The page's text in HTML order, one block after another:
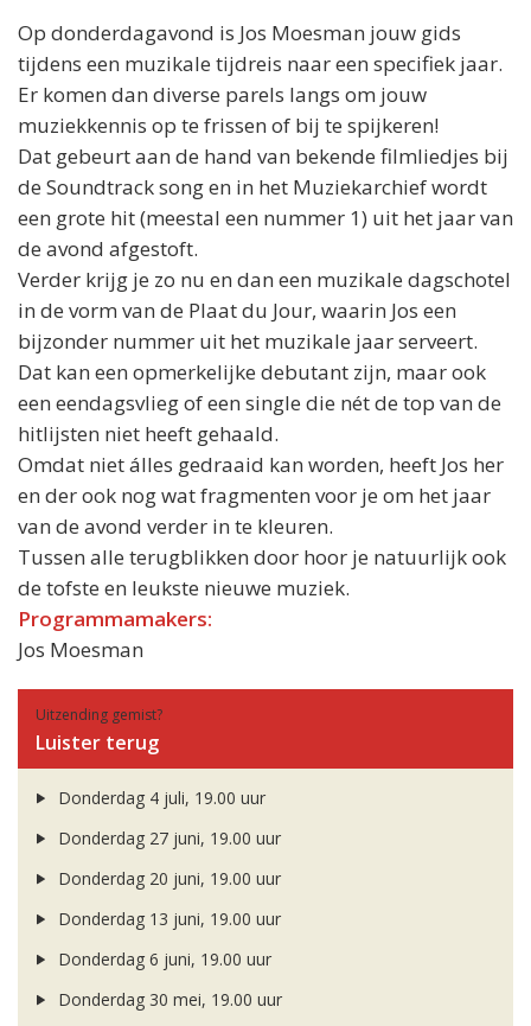
Op donderdagavond is Jos Moesman jouw gids
tijdens een muzikale tijdreis naar een specifiek jaar.
Er komen dan diverse parels langs om jouw
muziekkennis op te frissen of bij te spijkeren!
Dat gebeurt aan de hand van bekende filmliedjes bij
de Soundtrack song en in het Muziekarchief wordt
een grote hit (meestal een nummer 1) uit het jaar van
de avond afgestoft.
Verder krijg je zo nu en dan een muzikale dagschotel
in de vorm van de Plaat du Jour, waarin Jos een
bijzonder nummer uit het muzikale jaar serveert.
Dat kan een opmerkelijke debutant zijn, maar ook
een eendagsvlieg of een single die nét de top van de
hitlijsten niet heeft gehaald.
Omdat niet álles gedraaid kan worden, heeft Jos her
en der ook nog wat fragmenten voor je om het jaar
van de avond verder in te kleuren.
Tussen alle terugblikken door hoor je natuurlijk ook
de tofste en leukste nieuwe muziek.
Programmamakers:
Jos Moesman
Uitzending gemist?
Luister terug
Donderdag 4 juli, 19.00 uur
Donderdag 27 juni, 19.00 uur
Donderdag 20 juni, 19.00 uur
Donderdag 13 juni, 19.00 uur
Donderdag 6 juni, 19.00 uur
Donderdag 30 mei, 19.00 uur